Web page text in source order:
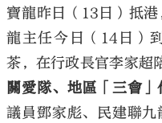
寶龍昨日（13日）抵
龍主任今日（14日）
茶，在行政長官李家超
關愛隊、地區「三會
議員鄧家彪、民建聯